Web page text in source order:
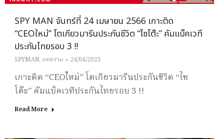
SPY MAN จันทร์ที่ 24 เมษายน 2566 เกาะติด
“CEOใหม่” โตเกียวมารีนประกันชีวิต “ไซโต๊ะ” คัมแบ็คเวที
ประกันไทยรอบ 3 !!
SPYMAN, บทความ 24/04/2023
เกาะติด “CEOใหม่” โตเกียวมารีนประกันชีวิต “ไซ
โต๊ะ” คัมแบ็คเวทีประกันไทยรอบ 3 !!
Read More